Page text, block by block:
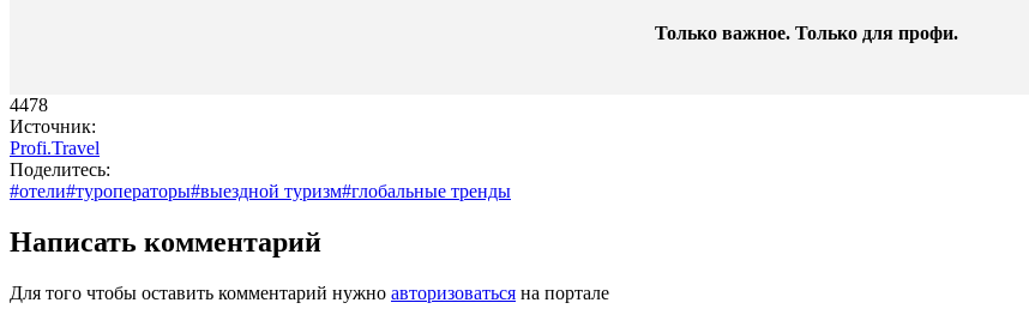
Только важное. Только для профи.​
4478
Источник:
Profi.Travel
Поделитесь:
#отели#туроператоры#выездной туризм#глобальные тренды
Написать комментарий
Для того чтобы оставить комментарий нужно авторизоваться на портале